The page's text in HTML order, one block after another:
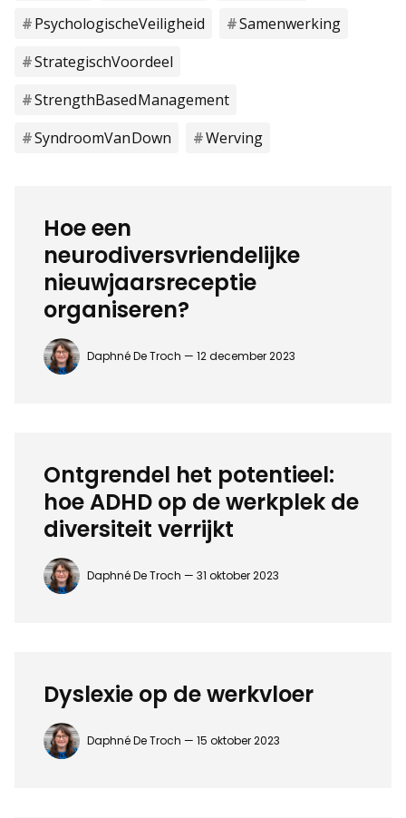
Psychologische Veiligheid
Samenwerking
Strategisch Voordeel
Strength Based Management
Syndroom Van Down
Werving
Hoe een
neurodiversvriendelijke
nieuwjaarsreceptie
organiseren?
Daphné De Troch — 12 december 2023
Ontgrendel het potentieel:
hoe ADHD op de werkplek de
diversiteit verrijkt
Daphné De Troch — 31 oktober 2023
Dyslexie op de werkvloer
Daphné De Troch — 15 oktober 2023